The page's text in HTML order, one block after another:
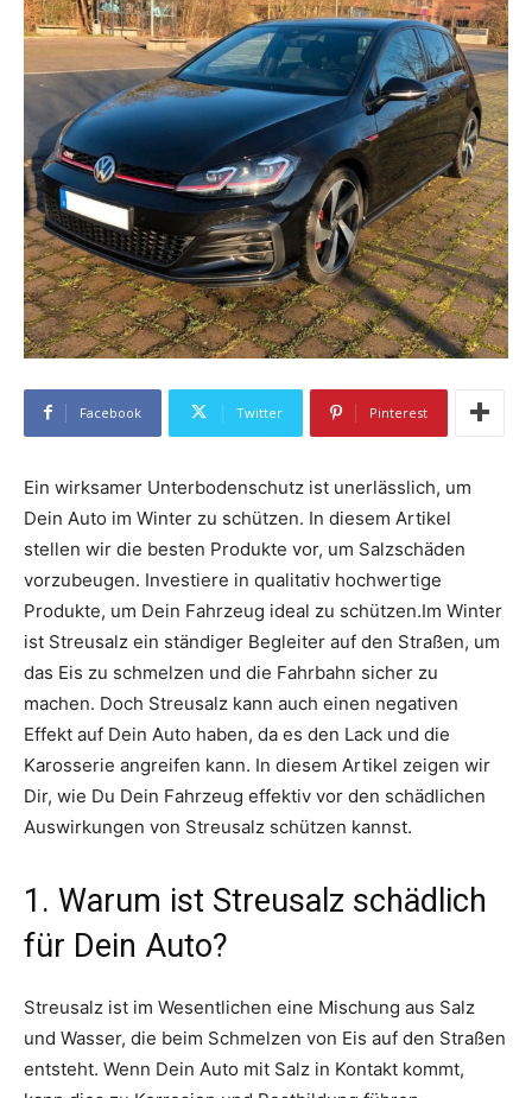
Facebook Twitter Pinterest
Ein wirksamer Unterbodenschutz ist unerlässlich, um
Dein Auto im Winter zu schützen. In diesem Artikel
stellen wir die besten Produkte vor, um Salzschäden
vorzubeugen. Investiere in qualitativ hochwertige
Produkte, um Dein Fahrzeug ideal zu schützen.Im Winter
ist Streusalz ein ständiger Begleiter auf den Straßen, um
das Eis zu schmelzen und die Fahrbahn sicher zu
machen. Doch Streusalz kann auch einen negativen
Effekt auf Dein Auto haben, da es den Lack und die
Karosserie angreifen kann. In diesem Artikel zeigen wir
Dir, wie Du Dein Fahrzeug effektiv vor den schädlichen
Auswirkungen von Streusalz schützen kannst.
1. Warum ist Streusalz schädlich
für Dein Auto?
Streusalz ist im Wesentlichen eine Mischung aus Salz
und Wasser, die beim Schmelzen von Eis auf den Straßen
entsteht. Wenn Dein Auto mit Salz in Kontakt kommt,